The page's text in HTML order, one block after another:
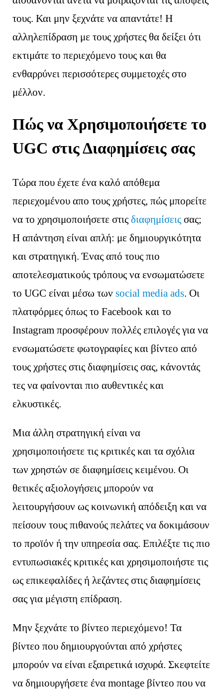
τους. Και μην ξεχνάτε να απαντάτε! Η
αλληλεπίδραση με τους χρήστες θα δείξει ότι
εκτιμάτε το περιεχόμενo τους και θα
ενθαρρύνει περισσότερες συμμετοχές στο
μέλλον.
Πώς να Χρησιμοποιήσετε το
UGC στις Διαφημίσεις σας
Τώρα που έχετε ένα καλό απόθεμα
περιεχομένου απο τους χρήστες, πώς μπορείτε
να το χρησιμοποιήσετε στιςδιαφημίσεις σας;
Η απάντηση είναι απλή: με δημιουργικότητα
και στρατηγική. Ένας από τους πιο
αποτελεσματικούς τρόπους να ενσωματώσετε
το UGC είναι μέσω τωνsocial media ads. Οι
πλατφόρμες όπως το Facebook και το
Instagram προσφέρουν πολλές επιλογές για να
ενσωματώσετε φωτογραφίες και βίντεο από
τους χρήστες στις διαφημίσεις σας, κάνοντάς
τες να φαίνονται πιο αυθεντικές και
ελκυστικές.
Μια άλλη στρατηγική είναι να
χρησιμοποιήσετε τις κριτικές και τα σχόλια
των χρηστών σε διαφημίσεις κειμένου. Οι
θετικές αξιολογήσεις μπορούν να
λειτουργήσουν ως κοινωνική απόδειξη και να
πείσουν τους πιθανούς πελάτες να δοκιμάσουν
το προϊόν ή την υπηρεσία σας. Επιλέξτε τις πιο
εντυπωσιακές κριτικές και χρησιμοποιήστε τις
ως επικεφαλίδες ή λεζάντες στις διαφημίσεις
σας για μέγιστη επίδραση.
Μην ξεχνάτε το βίντεο περιεχόμενο! Τα
βίντεο που δημιουργούνται από χρήστες
μπορούν να είναι εξαιρετικά ισχυρά. Σκεφτείτε
να δημιουργήσετε ένα montage βίντεο που να